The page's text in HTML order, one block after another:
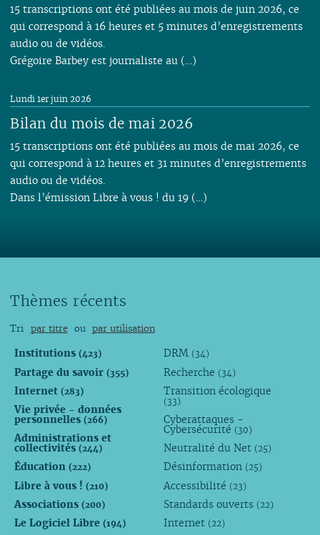
15 transcriptions ont été publiées au mois de juin 2026, ce
qui correspond à 16 heures et 5 minutes d’enregistrements
audio ou de vidéos.
Grégoire Barbey est journaliste au (…)
Bilan du mois de mai 2026
Lundi 1er juin 2026
15 transcriptions ont été publiées au mois de mai 2026, ce
qui correspond à 12 heures et 31 minutes d’enregistrements
audio ou de vidéos.
Dans l’émission Libre à vous ! du 19 (…)
Thèmes récents
Tri par titre ou par utilisation
Institutions (423)
Partage du savoir (355)
Internet (283)
Vie privée - données
personnelles (266)
Administrations et
collectivités (244)
Éducation (222)
Libre à vous ! (210)
Associations (200)
Le Logiciel Libre (194)
DRM (34)
Recherche (34)
Transition écologique
(33)
Cyberattaques -
Cybersécurité (30)
Neutralité du Net (25)
Désinformation (25)
Accessibilité (23)
Standards ouverts (22)
Internet (22)